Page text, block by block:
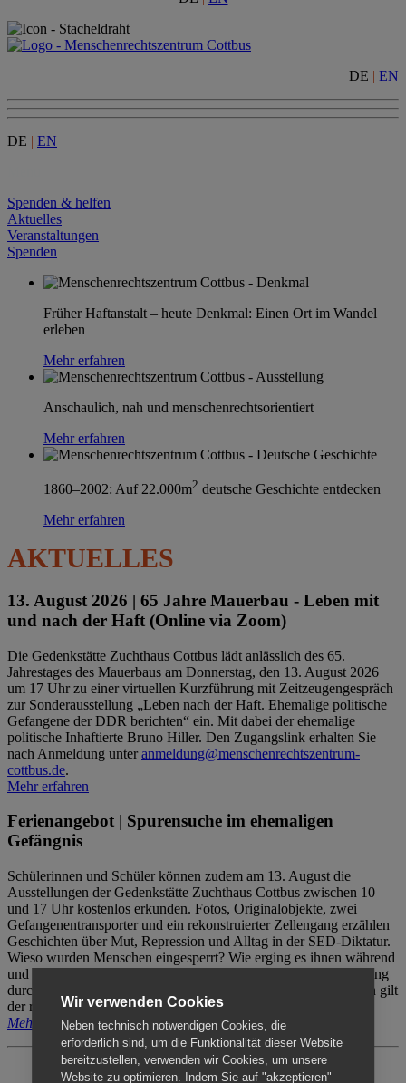
DE | EN
DE | EN
Spenden & helfen
Aktuelles
Veranstaltungen
Spenden
Früher Haftanstalt – heute Denkmal: Einen Ort im Wandel
erleben
Mehr erfahren
Anschaulich, nah und menschenrechtsorientiert
Mehr erfahren
1860–2002: Auf 22.000m2 deutsche Geschichte entdecken
Mehr erfahren
AKTUELLES
13. August 2026 | 65 Jahre Mauerbau - Leben mit
und nach der Haft (Online via Zoom)
Die Gedenkstätte Zuchthaus Cottbus lädt anlässlich des 65.
Jahrestages des Mauerbaus am Donnerstag, den 13. August 2026
um 17 Uhr zu einer virtuellen Kurzführung mit Zeitzeugengespräch
zur Sonderausstellung „Leben nach der Haft. Ehemalige politische
Gefangene der DDR berichten“ ein. Mit dabei der ehemalige
politische Inhaftierte Bruno Hiller. Den Zugangslink erhalten Sie
nach Anmeldung unteranmeldung@menschenrechtszentrum-
cottbus.de.
Mehr erfahren
Ferienangebot | Spurensuche im ehemaligen
Gefängnis
Schülerinnen und Schüler können zudem am 13. August die
Ausstellungen der Gedenkstätte Zuchthaus Cottbus zwischen 10
und 17 Uhr kostenlos erkunden. Fotos, Originalobjekte, zwei
Gefangenentransporter und ein rekonstruierter Zellengang erzählen
Geschichten über Mut, Repression und Alltag in der SED-Diktatur.
Wieso wurden Menschen eingesperrt? Wie erging es ihnen während
und nach der Haft? Der Besuch erfolgt individuell ohne Betreuung
durch das Menschenrechtszentrum Cottbus. Für Begleitpersonen gilt
der reguläre Eintritt (8€ / ermäßigt 5€).
Mehr erfahren
Wir verwenden Cookies
Neben technisch notwendigen Cookies, die
erforderlich sind, um die Funktionalität dieser Website
bereitzustellen, verwenden wir Cookies, um unsere
Website zu optimieren. Indem Sie auf "akzeptieren"